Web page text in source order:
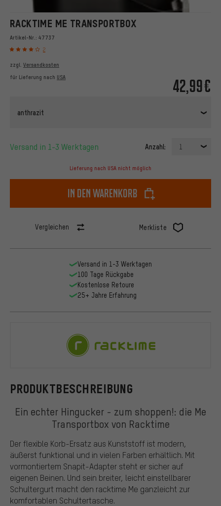
RACKTIME ME TRANSPORTBOX
Artikel-Nr.: 47737
2
42,99€
zzgl. Versandkosten
für Lieferung nach USA
anthrazit
Versand in 1-3 Werktagen Anzahl: 1
Lieferung nach USA nicht möglich
In den Warenkorb
Vergleichen Merkliste
PRODUKTBESCHREIBUNG
Ein echter Hingucker - zum shoppen!: die Me
Transportbox von Racktime
Der flexible Korb-Ersatz aus Kunststoff ist modern,
äußerst funktional und in vielen Farben erhältlich. Mit
vormontiertem Snapit-Adapter steht er sicher auf
eigenen Beinen. Und sein breiter, leicht einstellbarer
Schultergurt macht den racktime Me ganzleicht zur
komfortablen Schultertasche.
Versand in 1-3 Werktagen
100 Tage Rückgabe
Kostenlose Retoure
25+ Jahre Erfahrung
Racktime